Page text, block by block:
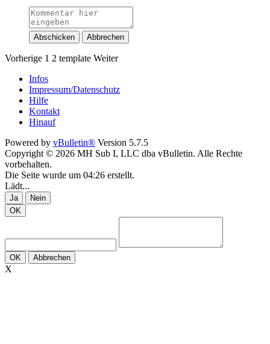
Abschicken Abbrechen
Vorherige 1 2 template Weiter
Infos
Impressum/Datenschutz
Hilfe
Kontakt
Hinauf
Powered by vBulletin® Version 5.7.5
Copyright © 2026 MH Sub I, LLC dba vBulletin. Alle Rechte
vorbehalten.
Die Seite wurde um 04:26 erstellt.
Lädt...
Ja
Nein
OK
OK Abbrechen
X